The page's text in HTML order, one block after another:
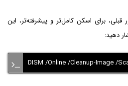
برای اسکن کامل‌تر و پیشرفته‌تر، این
دهید:
DISM /Online /Cleanup-Image /